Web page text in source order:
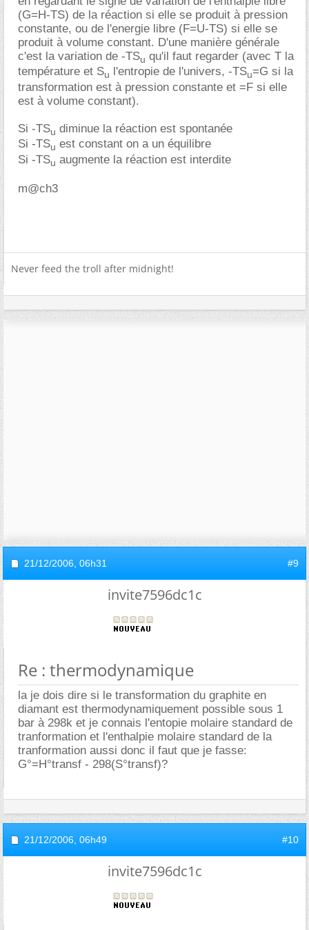
(G=H-TS) de la réaction si elle se produit à pression
constante, ou de l'energie libre (F=U-TS) si elle se
produit à volume constant. D'une manière générale
c'est la variation de -TSu qu'il faut regarder (avec T la
température et Su l'entropie de l'univers, -TSu=G si la
transformation est à pression constante et =F si elle
est à volume constant).
Si -TSu diminue la réaction est spontanée
Si -TSu est constant on a un équilibre
Si -TSu augmente la réaction est interdite
m@ch3
Never feed the troll after midnight!
21/12/2006, 06h31 #9
invite7596dc1c
Re : thermodynamique
la je dois dire si le transformation du graphite en
diamant est thermodynamiquement possible sous 1
bar à 298k et je connais l'entopie molaire standard de
tranformation et l'enthalpie molaire standard de la
tranformation aussi donc il faut que je fasse:
G°=H°transf - 298(S°transf)?
21/12/2006, 06h49 #10
invite7596dc1c